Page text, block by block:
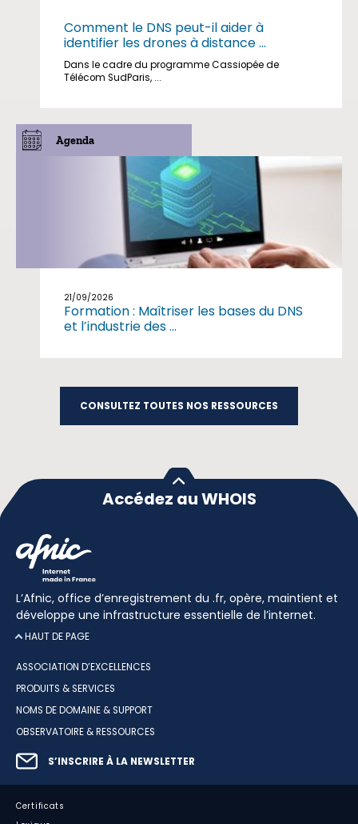
Comment le DNS peut-il aider à
identifier les drones à distance ...
Dans le cadre du programme Cassiopée de
Télécom SudParis, ...
Agenda
21/09/2026
Formation : Maîtriser les bases du DNS
et l’industrie des ...
CONSULTEZ TOUTES NOS RESSOURCES
Accédez au WHOIS
L’Afnic, office d’enregistrement du .fr, opère, maintient et
développe une infrastructure essentielle de l’internet.
HAUT DE PAGE
ASSOCIATION D’EXCELLENCES
PRODUITS & SERVICES
NOMS DE DOMAINE & SUPPORT
OBSERVATOIRE & RESSOURCES
S’INSCRIRE À LA NEWSLETTER
Certificats